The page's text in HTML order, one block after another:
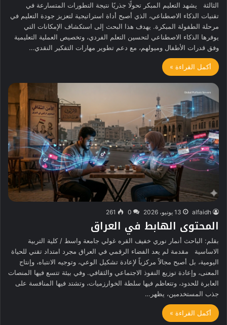
الثالثة يشهد التعليم المبكر تحولًا جذريًا نتيجة التطورات المتسارعة في
تقنيات الذكاء الاصطناعي، الذي أصبح أداة استراتيجية لتعزيز جودة التعليم في
مرحلة الطفولة المبكرة. يهدف هذا البحث إلى استكشاف الإمكانات التي
يوفرها الذكاء الاصطناعي لتحسين التعلم الفردي، وتخصيص العملية التعليمية
وفق قدرات الأطفال وميولهم، مع دعم تطوير مهارات التفكير النقدي…
أكمل القراءة »
alfaidh 13 يونيو، 2026 0
261
المحتوى الهابط في العراق
بقلم: الباحث أنمار نوري خفيف القره غولي جامعة واسط / كلية التربية
الاساسية مقدمة لم يعد الفضاء الرقمي في العراق مجرد امتداد تقني للحياة
اليومية، بل أصبح مجالاً مركزياً لإعادة تشكيل الوعي، وتوجيه الانتباه، وإنتاج
المعنى، وإعادة توزيع النفوذ الاجتماعي والثقافي. وفي بيئة تتسع فيها المنصات
العابرة للحدود، وتتعاظم فيها سلطة الخوارزميات، وتشتد فيها المنافسة على
جذب المستخدمين، يظهر…
أكمل القراءة »